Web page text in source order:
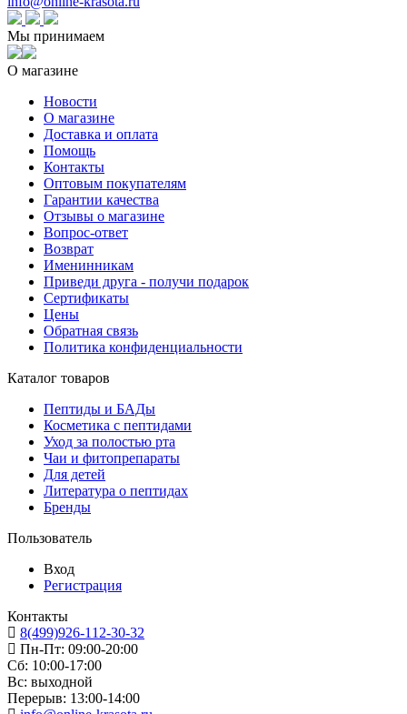
Мы принимаем
О магазине
Новости
О магазине
Доставка и оплата
Помощь
Контакты
Оптовым покупателям
Гарантии качества
Отзывы о магазине
Вопрос-ответ
Возврат
Именинникам
Приведи друга - получи подарок
Сертификаты
Цены
Обратная связь
Политика конфиденциальности
Каталог товаров
Пептиды и БАДы
Косметика с пептидами
Уход за полостью рта
Чаи и фитопрепараты
Для детей
Литература о пептидах
Бренды
Пользователь
Вход
Регистрация
Контакты
8(499)926-112-30-32
Пн-Пт: 09:00-20:00
Сб: 10:00-17:00
Вс: выходной
Перерыв: 13:00-14:00